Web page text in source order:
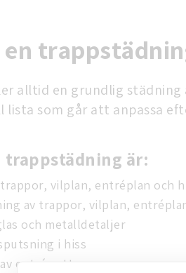
alltid en grundlig
lista som går att anpassa
trappstädning är:
vilplan, entréplan och
av trappor, vilplan,
och metalldetaljer
i hiss
entrématta